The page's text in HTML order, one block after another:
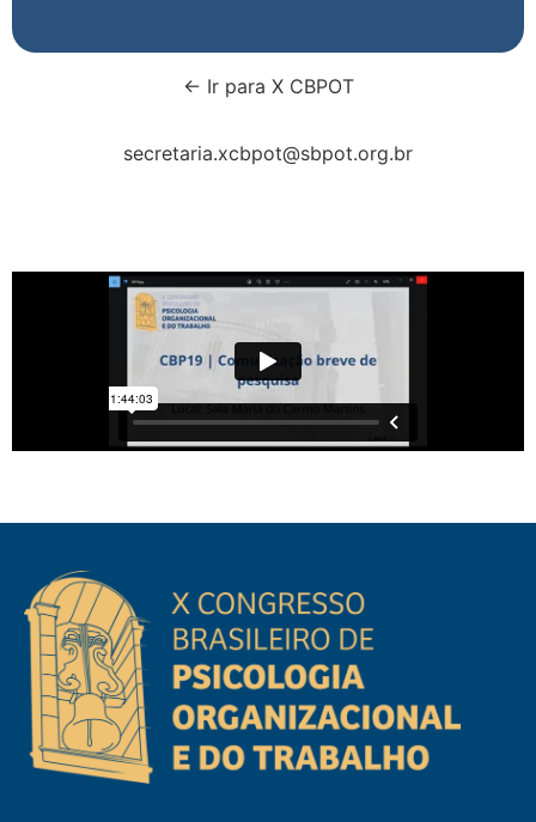
← Ir para X CBPOT
secretaria.xcbpot@sbpot.org.br